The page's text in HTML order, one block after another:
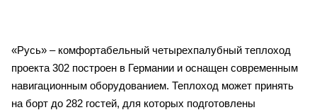
«Русь» – комфортабельный четырехпалубный теплоход
проекта 302 построен в Германии и оснащен современным
навигационным оборудованием. Теплоход может принять
на борт до 282 гостей, для которых подготовлены